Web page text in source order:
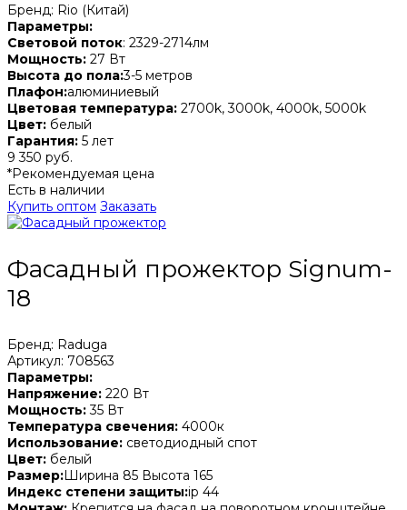
Бренд: Rio (Китай)
Параметры:
Световой поток: 2329-2714лм
Мощность: 27 Вт
Высота до пола:3-5 метров
Плафон:алюминиевый
Цветовая температура: 2700k, 3000k, 4000k, 5000k
Цвет: белый
Гарантия: 5 лет
9 350 руб.
*Рекомендуемая цена
Есть в наличии
Купить оптом Заказать
Фасадный прожектор Signum-
18
Бренд: Raduga
Артикул: 708563
Параметры:
Напряжение: 220 Вт
Мощность:35 Вт
Температура свечения: 4000к
Использование: светодиодный спот
Цвет: белый
Размер:Ширина 85 Высота 165
Индекс степени защиты:ip 44